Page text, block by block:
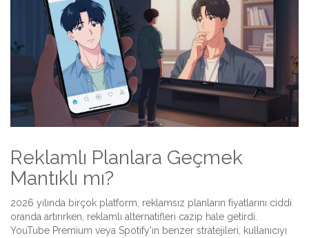
Reklamlı Planlara Geçmek
Mantıklı mı?
2026 yılında birçok platform, reklamsız planların fiyatlarını ciddi
oranda artırırken, reklamlı alternatifleri cazip hale getirdi.
YouTube Premium veya Spotify'ın benzer stratejileri, kullanıcıyı